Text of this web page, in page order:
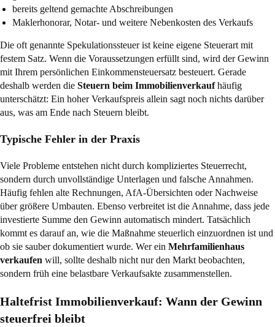
bereits geltend gemachte Abschreibungen
Maklerhonorar, Notar- und weitere Nebenkosten des Verkaufs
Die oft genannte Spekulationssteuer ist keine eigene Steuerart mit
festem Satz. Wenn die Voraussetzungen erfüllt sind, wird der Gewinn
mit Ihrem persönlichen Einkommensteuersatz besteuert. Gerade
deshalb werden die Steuern beim Immobilienverkaufhäufig
unterschätzt: Ein hoher Verkaufspreis allein sagt noch nichts darüber
aus, was am Ende nach Steuern bleibt.
Typische Fehler in der Praxis
Viele Probleme entstehen nicht durch kompliziertes Steuerrecht,
sondern durch unvollständige Unterlagen und falsche Annahmen.
Häufig fehlen alte Rechnungen, AfA-Übersichten oder Nachweise
über größere Umbauten. Ebenso verbreitet ist die Annahme, dass jede
investierte Summe den Gewinn automatisch mindert. Tatsächlich
kommt es darauf an, wie die Maßnahme steuerlich einzuordnen ist und
ob sie sauber dokumentiert wurde. Wer ein Mehrfamilienhaus
verkaufen will, sollte deshalb nicht nur den Markt beobachten,
sondern früh eine belastbare Verkaufsakte zusammenstellen.
Haltefrist Immobilienverkauf: Wann der Gewinn
steuerfrei bleibt